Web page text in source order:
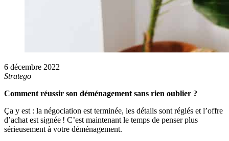
6 décembre 2022
Stratego
Comment réussir son déménagement sans rien oublier ?
Ça y est : la négociation est terminée, les détails sont réglés et l’offre
d’achat est signée ! C’est maintenant le temps de penser plus
sérieusement à votre déménagement.